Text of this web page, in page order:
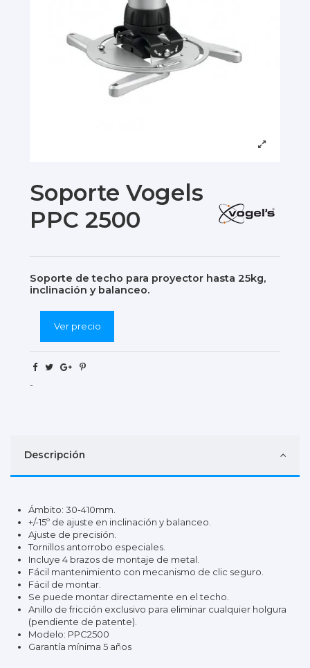
Soporte Vogels
PPC 2500
Soporte de techo para proyector hasta 25kg,
inclinación y balanceo.
Ver precio
-
Descripción
Ámbito: 30-410mm.
+/-15º de ajuste en inclinación y balanceo.
Ajuste de precisión.
Tornillos antorrobo especiales.
Incluye 4 brazos de montaje de metal.
Fácil mantenimiento con mecanismo de clic seguro.
Fácil de montar.
Se puede montar directamente en el techo.
Anillo de fricción exclusivo para eliminar cualquier holgura
(pendiente de patente).
Modelo: PPC2500
Garantía mínima 5 años